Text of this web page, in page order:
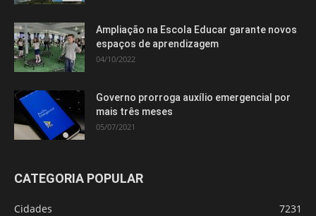
Ampliação na Escola Educar garante novos
espaços de aprendizagem
04/10/2022
Governo prorroga auxílio emergencial por
mais três meses
05/07/2021
CATEGORIA POPULAR
Cidades
7231